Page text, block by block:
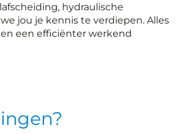
hydraulische
jou je kennis te verdiepen. Alles
een efficiënter werkend